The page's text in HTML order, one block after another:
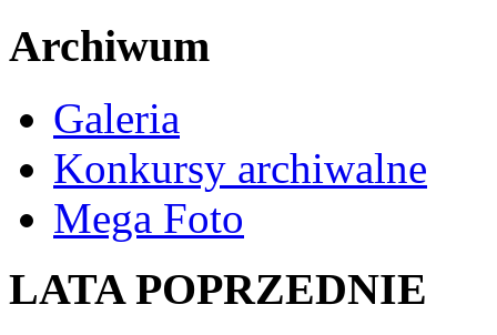
Archiwum
Galeria
Konkursy archiwalne
Mega Foto
LATA POPRZEDNIE